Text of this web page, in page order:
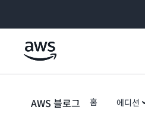
AWS 블로그 홈 에디션